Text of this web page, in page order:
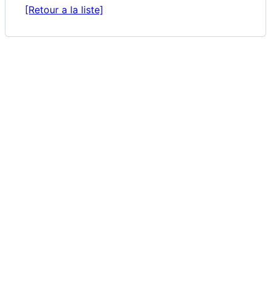
[Retour a la liste]